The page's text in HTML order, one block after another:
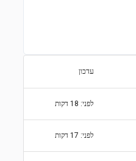
עדכון
לפני: 18 דקות
לפני: 17 דקות